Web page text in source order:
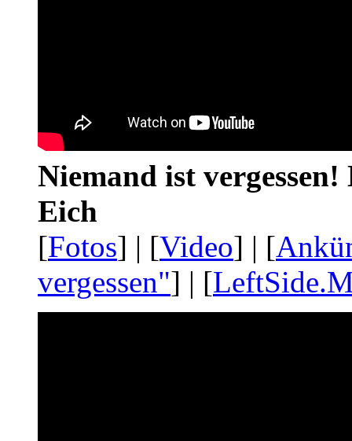
Niemand ist
Eich
[Fotos] | [Video] | [
vergessen"] | [